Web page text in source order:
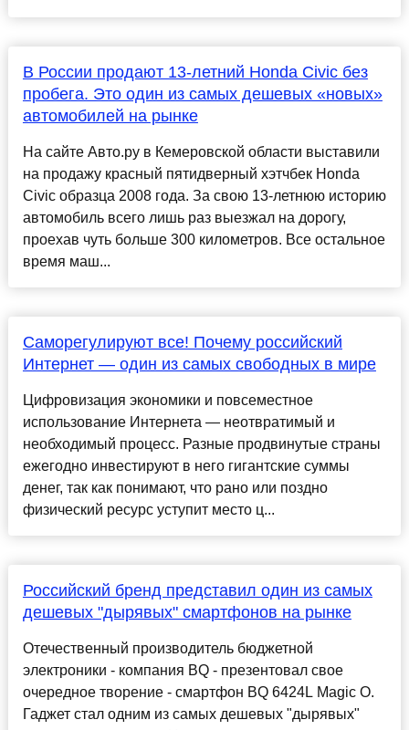
В России продают 13-летний Honda Civic без
пробега. Это один из самых дешевых «новых»
автомобилей на рынке
На сайте Авто.ру в Кемеровской области выставили
на продажу красный пятидверный хэтчбек Honda
Civic образца 2008 года. За свою 13-летнюю историю
автомобиль всего лишь раз выезжал на дорогу,
проехав чуть больше 300 километров. Все остальное
время маш...
Саморегулируют все! Почему российский
Интернет — один из самых свободных в мире
Цифровизация экономики и повсеместное
использование Интернета — неотвратимый и
необходимый процесс. Разные продвинутые страны
ежегодно инвестируют в него гигантские суммы
денег, так как понимают, что рано или поздно
физический ресурс уступит место ц...
Российский бренд представил один из самых
дешевых "дырявых" смартфонов на рынке
Отечественный производитель бюджетной
электроники - компания BQ - презентовал свое
очередное творение - смартфон BQ 6424L Magic O.
Гаджет стал одним из самых дешевых "дырявых"